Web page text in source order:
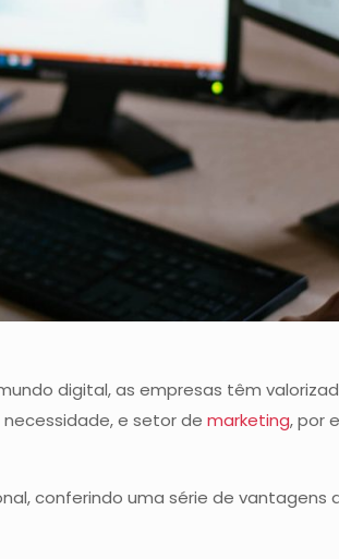
digital, as empresas têm
necessidade, e setor demarketing, por
conferindo uma série de